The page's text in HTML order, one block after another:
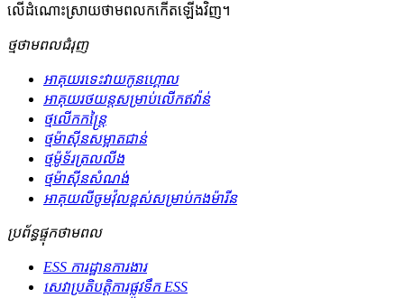
លើដំណោះស្រាយថាមពលកកើតឡើងវិញ។
ថ្មថាមពលជំរុញ
អាគុយរទេះវាយកូនហ្គោល
អាគុយរថយន្តសម្រាប់លើកឥវ៉ាន់
ថ្មលើកកន្ត្រៃ
ថ្មម៉ាស៊ីនសម្អាតជាន់
ថ្មម៉ូទ័រត្រលលីង
ថ្មម៉ាស៊ីនសំណង់
អាគុយលីចូមវ៉ុលខ្ពស់សម្រាប់កងម៉ារីន
ប្រព័ន្ធផ្ទុកថាមពល
ESS ការដ្ឋានការងារ
សេវា​ប្រតិបត្តិការ​ផ្លូវទឹក ESS